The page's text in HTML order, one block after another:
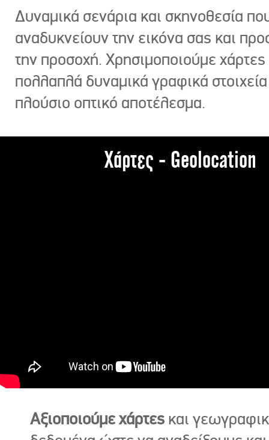
Δυναμικά σενάρια και σκηνοθεσία
αναδυκνείουν την εικόνα σας και
την προσοχή. Χρησιμοποιούμε χάρτες
πολλαπλά δυναμικά γραφικά στοιχεία
πλούσιο οπτικό αποτέλεσμα.
Χάρτες - Geolocation
Αξιοποιούμε χάρτες και